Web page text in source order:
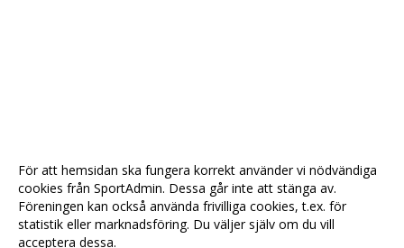
För att hemsidan ska fungera korrekt använder vi nödvändiga
cookies från SportAdmin. Dessa går inte att stänga av.
Föreningen kan också använda frivilliga cookies, t.ex. för
statistik eller marknadsföring. Du väljer själv om du vill
acceptera dessa.